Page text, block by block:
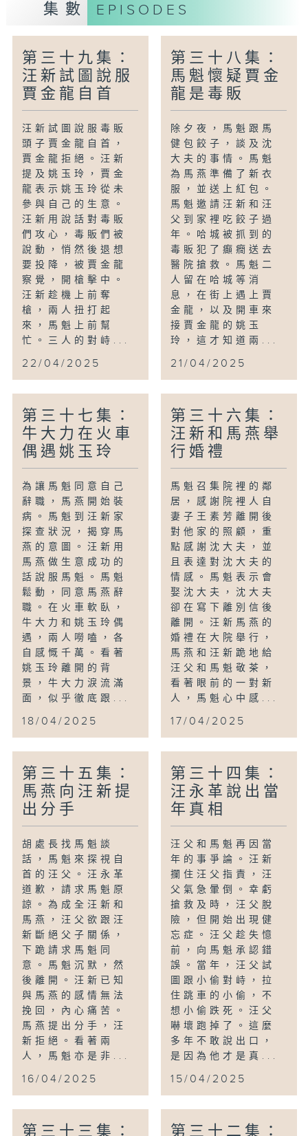
集數 EPISODES
第三十九集：
汪新試圖說服
賈金龍自首
汪新試圖說服毒販
頭子賈金龍自首，
賈金龍拒絕。汪新
提及姚玉玲，賈金
龍表示姚玉玲從未
參與自己的生意。
汪新用說話對毒販
們攻心，毒販們被
說動，悄然後退想
要投降，被賈金龍
察覺，開槍擊中。
汪新趁機上前奪
槍，兩人扭打起
來，馬魁上前幫
忙。三人的對峙...
22/04/2025
第三十八集：
馬魁懷疑賈金
龍是毒販
除夕夜，馬魁跟馬
健包餃子，談及沈
大夫的事情。馬魁
為馬燕準備了新衣
服，並送上紅包。
馬魁邀請汪新和汪
父到家裡吃餃子過
年。哈城被抓到的
毒販犯了癲癇送去
醫院搶救。馬魁二
人留在哈城等消
息，在街上遇上賈
金龍，以及開車來
接賈金龍的姚玉
玲，這才知道兩...
21/04/2025
第三十七集：
牛大力在火車
偶遇姚玉玲
為讓馬魁同意自己
辭職，馬燕開始裝
病。馬魁到汪新家
探查狀況，揭穿馬
燕的意圖。汪新用
馬燕做生意成功的
話說服馬魁。馬魁
鬆動，同意馬燕辭
職。在火車軟臥，
牛大力和姚玉玲偶
遇，兩人嘮嗑，各
自感慨千萬。看著
姚玉玲離開的背
景，牛大力淚流滿
面，似乎徹底跟...
18/04/2025
第三十六集：
汪新和馬燕舉
行婚禮
馬魁召集院裡的鄰
居，感謝院裡人自
妻子王素芳離開後
對他家的照顧，重
點感謝沈大夫，並
且表達對沈大夫的
情感。馬魁表示會
娶沈大夫，沈大夫
卻在寫下離別信後
離開。汪新馬燕的
婚禮在大院舉行，
馬燕和汪新跪地給
汪父和馬魁敬茶，
看著眼前的一對新
人，馬魁心中感...
17/04/2025
第三十五集：
馬燕向汪新提
出分手
胡處長找馬魁談
話，馬魁來探視自
首的汪父。汪永革
道歉，請求馬魁原
諒。為成全汪新和
馬燕，汪父欲跟汪
新斷絕父子關係，
下跪請求馬魁同
意。馬魁沉默，然
後離開。汪新已知
與馬燕的感情無法
挽回，內心痛苦。
馬燕提出分手，汪
新拒絕。看著兩
人，馬魁亦是非...
16/04/2025
第三十四集：
汪永革說出當
年真相
汪父和馬魁再因當
年的事爭論。汪新
攔住汪父指責，汪
父氣急暈倒。幸虧
搶救及時，汪父脫
險，但開始出現健
忘症。汪父趁失憶
前，向馬魁承認錯
誤。當年，汪父試
圖跟小偷對峙，拉
住跳車的小偷，不
想小偷跌死。汪父
嚇壞跑掉了。這麼
多年不敢說出口，
是因為他才是真...
15/04/2025
第三十三集： 第三十二集：